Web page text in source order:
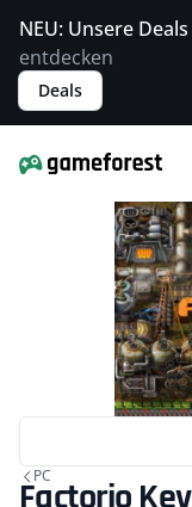
NEU: Unsere Deals
entdecken
Deals
PC
Factorio Key